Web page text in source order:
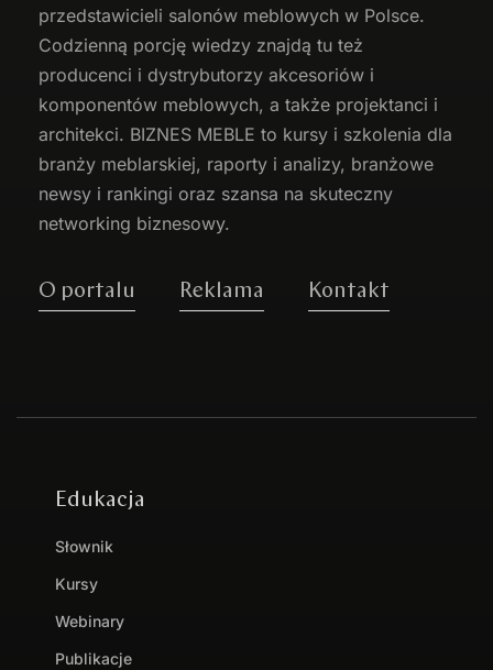
przedstawicieli salonów meblowych w Polsce.
Codzienną porcję wiedzy znajdą tu też
producenci i dystrybutorzy akcesoriów i
komponentów meblowych, a także projektanci i
architekci. BIZNES MEBLE to kursy i szkolenia dla
branży meblarskiej, raporty i analizy, branżowe
newsy i rankingi oraz szansa na skuteczny
networking biznesowy.
O portalu Reklama Kontakt
Edukacja
Słownik
Kursy
Webinary
Publikacje